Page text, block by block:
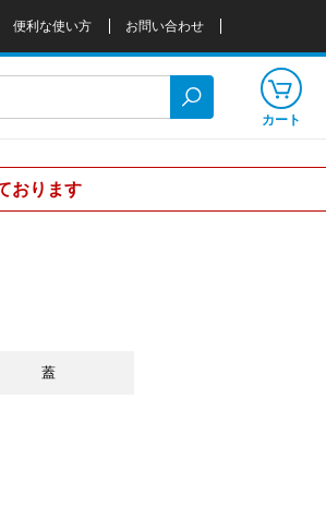
便利な使い方 お問い合わせ
カート
おります
蓋